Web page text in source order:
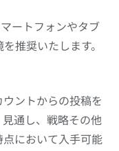
ートフォンやタブ
推奨いたします。
ントからの投稿を
通し、戦略その他
において入手可能